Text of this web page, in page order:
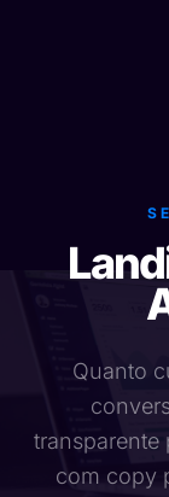
Quanto
transparente
com copy